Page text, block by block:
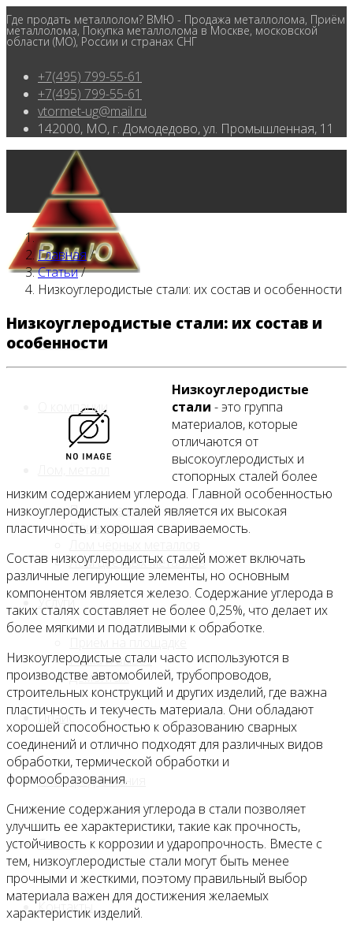
Где продать металлолом? ВМЮ - Продажа металлолома, Приём
металлолома, Покупка металлолома в Москве, московской
области (МО), России и странах СНГ
+7(495) 799-55-61
+7(495) 799-55-61
vtormet-ug@mail.ru
142000, МО, г. Домодедово, ул. Промышленная, 11
Главная
О компании
Продажа лома
Прием лома
Лом цветных металлов
Услуги
Резка и вывоз
Демонтаж
Прайс
Спецпредложения
Статьи
Контакты
Главная/
Статьи/
Низкоуглеродистые стали: их состав и особенности
Низкоуглеродистые стали: их состав и
особенности
Низкоуглеродистые
стали - это группа
материалов, которые
отличаются от
высокоуглеродистых и
стопорных сталей более
низким содержанием углерода. Главной особенностью
низкоуглеродистых сталей является их высокая
пластичность и хорошая свариваемость.
Состав низкоуглеродистых сталей может включать
различные легирующие элементы, но основным
компонентом является железо. Содержание углерода в
таких сталях составляет не более 0,25%, что делает их
более мягкими и податливыми к обработке.
Низкоуглеродистые стали часто используются в
производстве автомобилей, трубопроводов,
строительных конструкций и других изделий, где важна
пластичность и текучесть материала. Они обладают
хорошей способностью к образованию сварных
соединений и отлично подходят для различных видов
обработки, термической обработки и
формообразования.
Снижение содержания углерода в стали позволяет
улучшить ее характеристики, такие как прочность,
устойчивость к коррозии и ударопрочность. Вместе с
тем, низкоуглеродистые стали могут быть менее
прочными и жесткими, поэтому правильный выбор
материала важен для достижения желаемых
характеристик изделий.